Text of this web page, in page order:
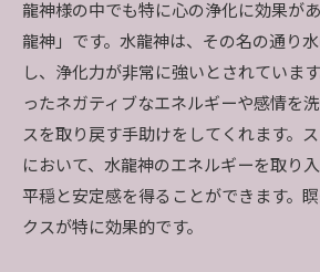
龍神様の中でも特に心の浄化に効果が
龍神」です。水龍神は、その名の通り
し、浄化力が非常に強いとされていま
ったネガティブなエネルギーや感情を
スを取り戻す手助けをしてくれます。
において、水龍神のエネルギーを取り
平穏と安定感を得ることができます。
クスが特に効果的です。